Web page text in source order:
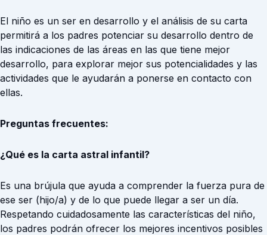
El niño es un ser en desarrollo y el análisis de su carta
permitirá a los padres potenciar su desarrollo dentro de
las indicaciones de las áreas en las que tiene mejor
desarrollo, para explorar mejor sus potencialidades y las
actividades que le ayudarán a ponerse en contacto con
ellas.
Preguntas frecuentes:
¿Qué es la carta astral infantil?
Es una brújula que ayuda a comprender la fuerza pura de
ese ser (hijo/a) y de lo que puede llegar a ser un día.
Respetando cuidadosamente las características del niño,
los padres podrán ofrecer los mejores incentivos posibles